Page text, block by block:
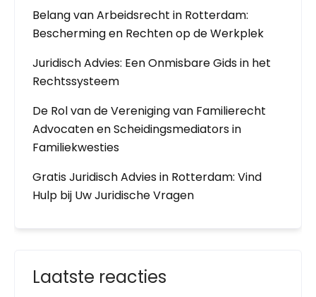
Belang van Arbeidsrecht in Rotterdam:
Bescherming en Rechten op de Werkplek
Juridisch Advies: Een Onmisbare Gids in het
Rechtssysteem
De Rol van de Vereniging van Familierecht
Advocaten en Scheidingsmediators in
Familiekwesties
Gratis Juridisch Advies in Rotterdam: Vind
Hulp bij Uw Juridische Vragen
Laatste reacties